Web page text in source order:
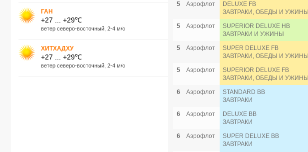
ГАН
+27 ... +29℃
ветер северо-восточный, 2-4 м/с
ХИТХАДХУ
+27 ... +29℃
ветер северо-восточный, 2-4 м/с
5 Аэрофлот
DELUXE FB
ЗАВТРАКИ, ОБЕДЫ И УЖИНЫ
5 Аэрофлот
SUPERIOR DELUXE HB
ЗАВТРАКИ И УЖИНЫ
5 Аэрофлот
SUPER DELUXE FB
ЗАВТРАКИ, ОБЕДЫ И УЖИНЫ
5 Аэрофлот
SUPERIOR DELUXE FB
ЗАВТРАКИ, ОБЕДЫ И УЖИНЫ
6 Аэрофлот
STANDARD BB
ЗАВТРАКИ
6 Аэрофлот
DELUXE BB
ЗАВТРАКИ
6 Аэрофлот
SUPER DELUXE BB
ЗАВТРАКИ